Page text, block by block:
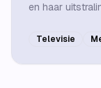
en haar
Televisie